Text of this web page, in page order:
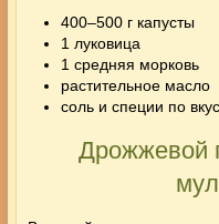
400–500 г капусты
1 луковица
1 средняя морковь
растительное масло
соль и специи по
Дрожжевой